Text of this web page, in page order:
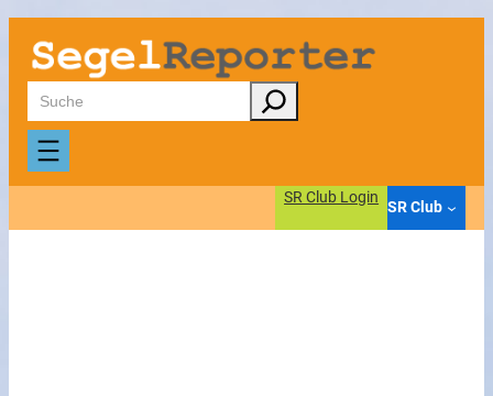
Zum
Inhalt
springen
Suchen
SR Club Login
SR Club